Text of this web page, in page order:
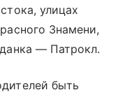
улицах
Знамени,
— Патрокл.
быть